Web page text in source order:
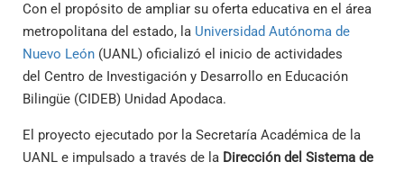
Con el propósito de ampliar su oferta educativa en el área
metropolitana del estado, la Universidad Autónoma de
Nuevo León (UANL) oficializó el inicio de actividades
del Centro de Investigación y Desarrollo en Educación
Bilingüe (CIDEB) Unidad Apodaca.
El proyecto ejecutado por la Secretaría Académica de la
UANL e impulsado a través de la Dirección del Sistema de